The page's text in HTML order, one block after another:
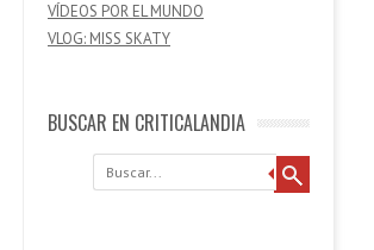
VÍDEOS POR EL MUNDO
VLOG: MISS SKATY
BUSCAR EN CRITICALANDIA
Buscar